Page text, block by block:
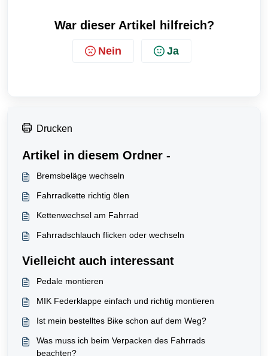
War dieser Artikel hilfreich?
Nein Ja
Drucken
Artikel in diesem Ordner -
Bremsbeläge wechseln
Fahrradkette richtig ölen
Kettenwechsel am Fahrrad
Fahrradschlauch flicken oder wechseln
Vielleicht auch interessant
Pedale montieren
MIK Federklappe einfach und richtig montieren
Ist mein bestelltes Bike schon auf dem Weg?
Was muss ich beim Verpacken des Fahrrads
beachten?